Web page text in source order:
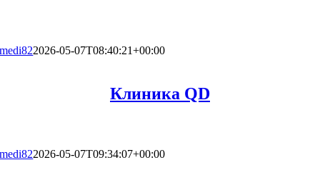
medi822026-05-07T08:40:21+00:00
Клиника QD
medi822026-05-07T09:34:07+00:00